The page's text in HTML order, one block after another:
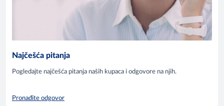
Najčešća pitanja
Pogledajte najčešća pitanja naših kupaca i odgovore na njih.
Pronađite odgovor